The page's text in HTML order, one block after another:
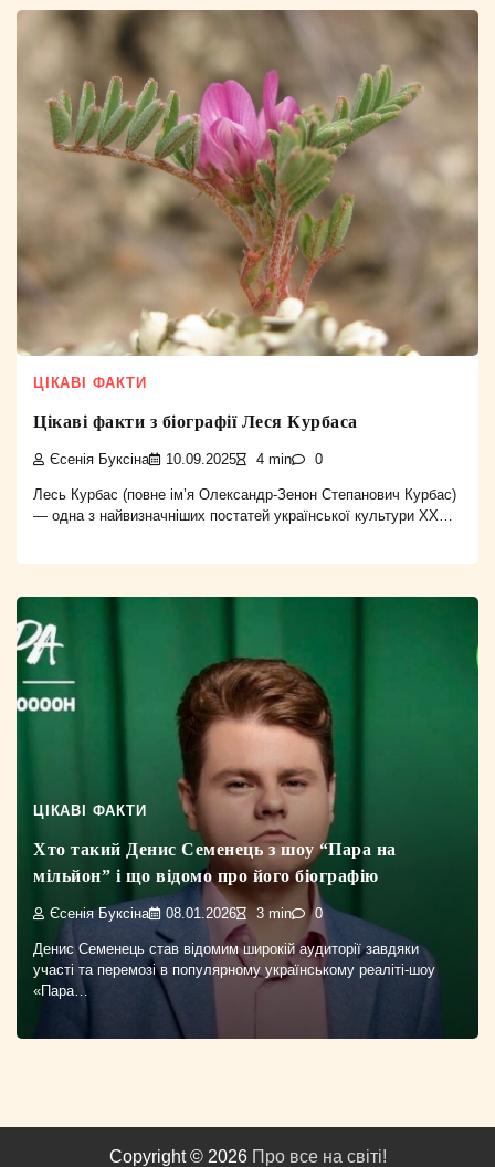
ЦІКАВІ ФАКТИ
Цікаві факти з біографії Леся Курбаса
Єсенія Буксіна 10.09.2025 4 min 0
Лесь Курбас (повне ім’я Олександр-Зенон Степанович Курбас)
— одна з найвизначніших постатей української культури XX…
ЦІКАВІ ФАКТИ
Хто такий Денис Семенець з шоу “Пара на
мільйон” і що відомо про його біографію
Єсенія Буксіна 08.01.2026 3 min 0
Денис Семенець став відомим широкій аудиторії завдяки
участі та перемозі в популярному українському реаліті-шоу
«Пара…
Copyright © 2026 Про все на світі!